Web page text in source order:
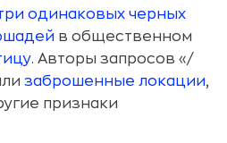
одинаковых черных
в общественном
. Авторы запросов «/
заброшенные локации,
признаки